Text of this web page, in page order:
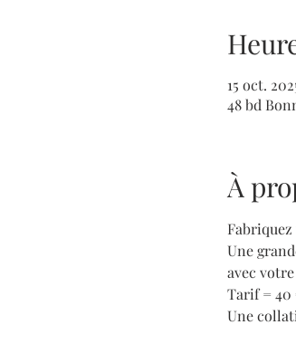
15 oct.
48 bd
À
Une
avec
Tarif = 40
Une